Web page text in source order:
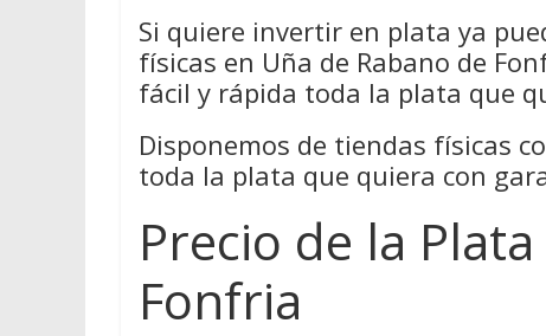
Si quiere invertir en plata ya
físicas en Uña de Rabano de
fácil y rápida toda la plata que
Disponemos de tiendas físicas
toda la plata que quiera con
Precio de la
Fonfria